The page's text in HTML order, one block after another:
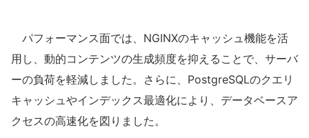
パフォーマンス面では、NGINXのキャッシュ機能を活
用し、動的コンテンツの生成頻度を抑えることで、サーバ
ーの負荷を軽減しました。さらに、PostgreSQLのクエリ
キャッシュやインデックス最適化により、データベースア
クセスの高速化を図りました。